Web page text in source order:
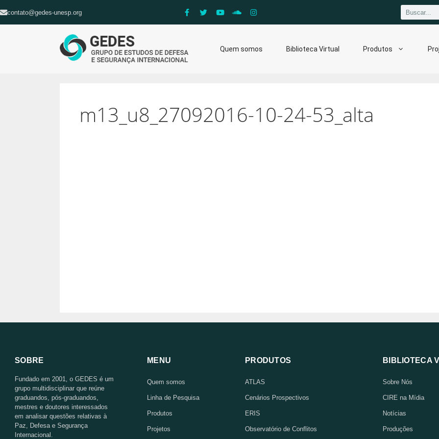
contato@gedes-unesp.org
Quem somos Biblioteca Virtual Produtos
m13_u8_27092016-10-24-53_alta
SOBRE
Fundado em 2001, o GEDES é um
grupo multidisciplinar que reúne
graduandos, pós-graduandos,
mestres e doutores interessados
em analisar questões relativas à
Paz, Defesa e Segurança
Internacional.
MENU
Quem somos
Linha de Pesquisa
Produtos
Projetos
PRODUTOS
ATLAS
Cenários Prospectivos
ERIS
Observatório de Conflitos
BIBLIOTECA
Sobre Nós
CIRE na Mídia
Notícias
Produções